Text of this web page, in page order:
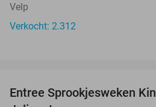
Velp
Verkocht: 2.312
Entree Sprookjesweken